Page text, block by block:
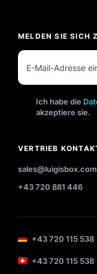
MELDEN SIE SICH
Ich habe die
akzeptiere sie.
VERTRIEB
sales@luigisbox.com
+43 720 881 446
+43 720 115 538
+43 720 115 538